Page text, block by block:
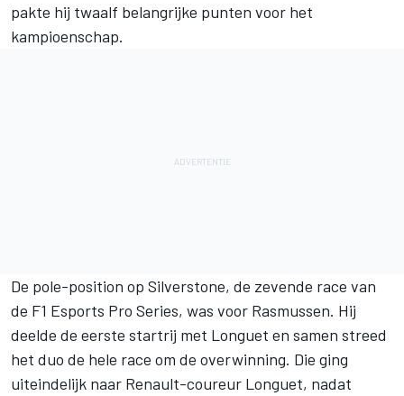
pakte hij twaalf belangrijke punten voor het
kampioenschap.
De pole-position op Silverstone, de zevende race van
de F1 Esports Pro Series, was voor Rasmussen. Hij
deelde de eerste startrij met Longuet en samen streed
het duo de hele race om de overwinning. Die ging
uiteindelijk naar Renault-coureur Longuet, nadat